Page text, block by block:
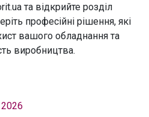
та відкрийте розділ
професійні рішення, які
вашого обладнання та
виробництва.